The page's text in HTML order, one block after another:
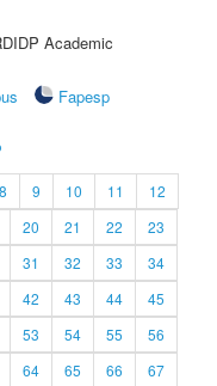
Academic
Fapesp
8 9 10 11
12
20 21 22
23
31 32 33
34
42 43 44
45
53 54 55
56
64 65 66
67